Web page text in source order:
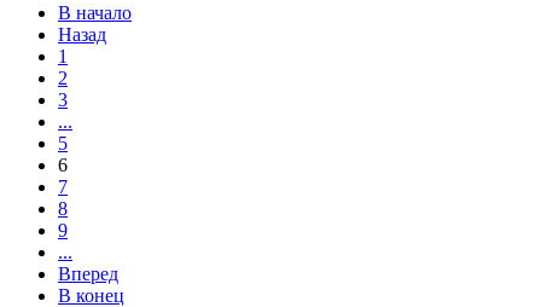
В начало
Назад
1
2
3
...
5
6
7
8
9
...
Вперед
В конец